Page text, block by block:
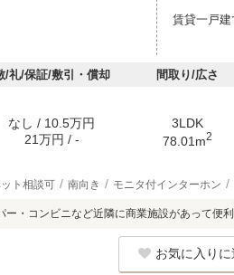
賃貸一戸建
/礼/保証/敷引・償却 間取り/広さ
なし / 10.5万円
21万円 / -
3LDK
78.01m2
ト相談可 南向き モニタ付インターホン
・コンビニなど近隣に商業施設があって便
お気に入りに